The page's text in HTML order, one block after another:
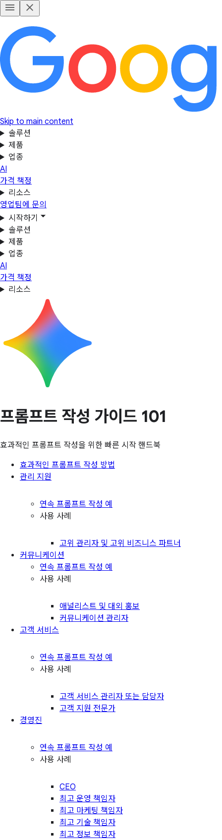
Skip to main content
솔루션
제품
업종
AI
가격 책정
리소스
영업팀에 문의
시작하기
솔루션
제품
업종
AI
가격 책정
리소스
프롬프트 작성 가이드 101
효과적인 프롬프트 작성을 위한 빠른 시작 핸드북
효과적인 프롬프트 작성 방법
관리 지원
연속 프롬프트 작성 예
사용 사례
고위 관리자 및 고위 비즈니스 파트너
커뮤니케이션
연속 프롬프트 작성 예
사용 사례
애널리스트 및 대외 홍보
커뮤니케이션 관리자
고객 서비스
연속 프롬프트 작성 예
사용 사례
고객 서비스 관리자 또는 담당자
고객 지원 전문가
경영진
연속 프롬프트 작성 예
사용 사례
CEO
최고 운영 책임자
최고 마케팅 책임자
최고 기술 책임자
최고 정보 책임자